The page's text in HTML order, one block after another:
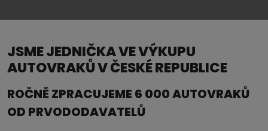
JSME JEDNIČKA VE VÝKUPU
AUTOVRAKŮ V ČESKÉ REPUBLICE
ROČNĚ ZPRACUJEME 6 000 AUTOVRAKŮ
OD PRVODODAVATELŮ